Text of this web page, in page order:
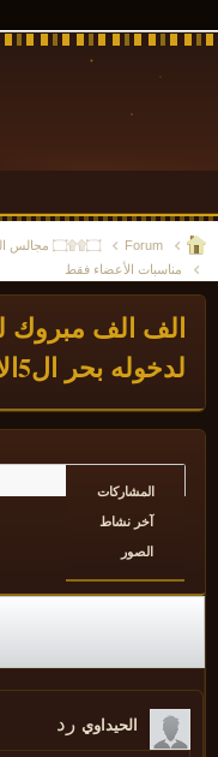
Forum ۝۩۩۝ مجالس القبيلة ۝۩۩۝
الأعضاء فقط
الف مبروك
بحر ال5الاف مشاركة
المشاركات
آخر نشاط
الحيداويرد